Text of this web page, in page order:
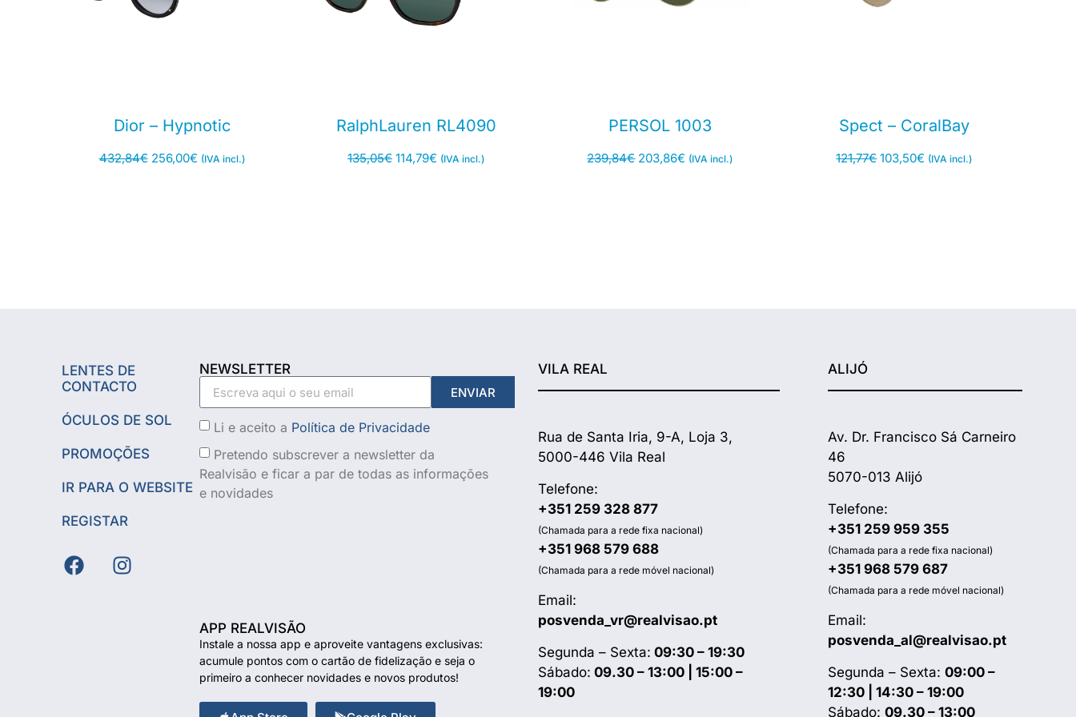
Dior – Hypnotic
432,84€ 256,00€ (IVA incl.)
RalphLauren RL4090
135,05€ 114,79€ (IVA incl.)
PERSOL 1003
239,84€ 203,86€ (IVA incl.)
Spect – CoralBay
121,77€ 103,50€ (IVA incl.)
LENTES DE
CONTACTO
ÓCULOS DE SOL
PROMOÇÕES
IR PARA O WEBSITE
REGISTAR
NEWSLETTER
Li e aceito a Política de Privacidade
Pretendo subscrever a newsletter da
Realvisão e ficar a par de todas as informações
e novidades
ENVIAR
APP REALVISÃO
Instale a nossa app e aproveite vantagens exclusivas:
acumule pontos com o cartão de fidelização e seja o
primeiro a conhecer novidades e novos produtos!
VILA REAL
Rua de Santa Iria, 9-A, Loja 3,
5000-446 Vila Real
Telefone:
+351 259 328 877
(Chamada para a rede fixa nacional)
+351 968 579 688
(Chamada para a rede móvel nacional)
Email:
posvenda_vr@realvisao.pt
Segunda – Sexta: 09:30 – 19:30
Sábado: 09.30 – 13:00 | 15:00 –
19:00
ALIJÓ
Av. Dr. Francisco Sá Carneiro
46
5070-013 Alijó
Telefone:
+351 259 959 355
(Chamada para a rede fixa nacional)
+351 968 579 687
(Chamada para a rede móvel nacional)
Email:
posvenda_al@realvisao.pt
Segunda – Sexta:09:00 –
12:30 | 14:30 – 19:00
Sábado:09.30 – 13:00